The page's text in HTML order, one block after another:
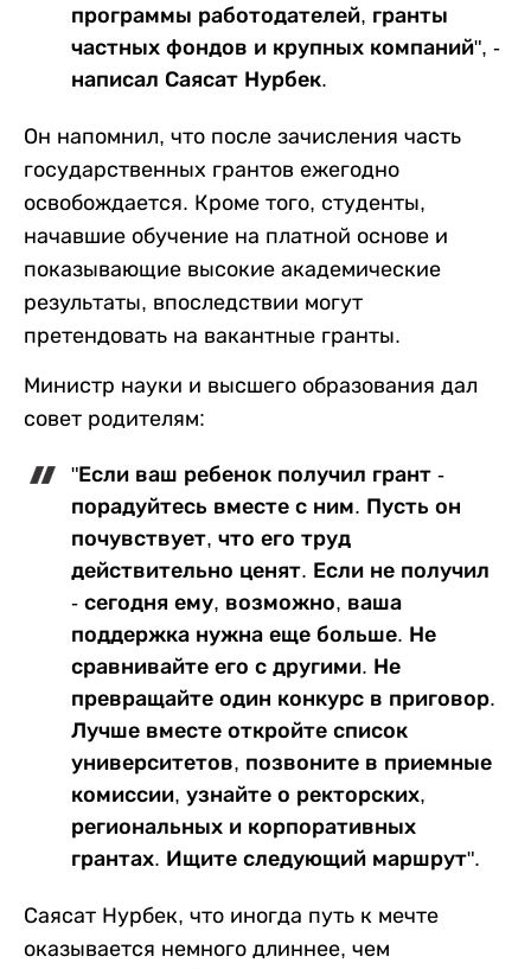
программы работодателей, гранты
частных фондов и крупных компаний", -
написал Саясат Нурбек.
Он напомнил, что после зачисления часть
государственных грантов ежегодно
освобождается. Кроме того, студенты,
начавшие обучение на платной основе и
показывающие высокие академические
результаты, впоследствии могут
претендовать на вакантные гранты.
Министр науки и высшего образования дал
совет родителям:
"Если ваш ребенок получил грант -
порадуйтесь вместе с ним. Пусть он
почувствует, что его труд
действительно ценят. Если не получил
- сегодня ему, возможно, ваша
поддержка нужна еще больше. Не
сравнивайте его с другими. Не
превращайте один конкурс в приговор.
Лучше вместе откройте список
университетов, позвоните в приемные
комиссии, узнайте о ректорских,
региональных и корпоративных
грантах. Ищите следующий маршрут".
Саясат Нурбек, что иногда путь к мечте
оказывается немного длиннее, чем